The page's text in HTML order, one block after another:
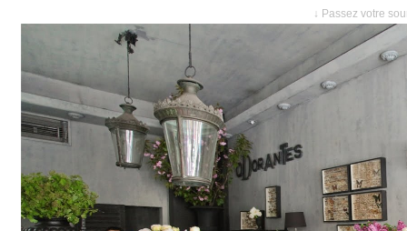
↓ Passez votre